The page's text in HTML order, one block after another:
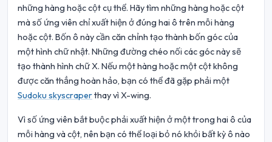
những hàng hoặc cột cụ thể. Hãy tìm những hàng hoặc cột
mà số ứng viên chỉ xuất hiện ở đúng hai ô trên mỗi hàng
hoặc cột. Bốn ô này cần căn chỉnh tạo thành bốn góc của
một hình chữ nhật. Những đường chéo nối các góc này sẽ
tạo thành hình chữ X. Nếu một hàng hoặc một cột không
được căn thẳng hoàn hảo, bạn có thể đã gặp phải một
Sudoku skyscraperthay vì X-wing.
Vì số ứng viên bắt buộc phải xuất hiện ở một trong hai ô của
mỗi hàng và cột, nên bạn có thể loại bỏ nó khỏi bất kỳ ô nào